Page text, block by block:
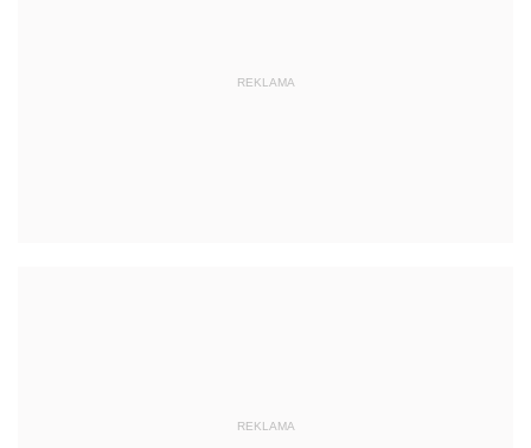
REKLAMA
REKLAMA